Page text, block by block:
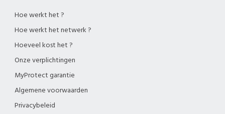
Hoe werkt het ?
Hoe werkt het netwerk ?
Hoeveel kost het ?
Onze verplichtingen
MyProtect garantie
Algemene voorwaarden
Privacybeleid